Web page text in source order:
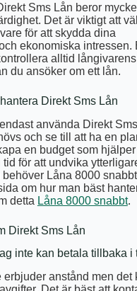
Sms Lån beror
Det är viktigt att
för att skydda dina
ekonomiska intressen.
alltid långivarens
du ansöker om ett lån.
Direkt Sms Lån
använda Direkt
och se till att ha en
en budget som
för att undvika
Låna 8000
om hur man bäst
detta Låna 8000 snabbt.
Direkt Sms Lån
inte kan betala tillbaka i
erbjuder anstånd men det